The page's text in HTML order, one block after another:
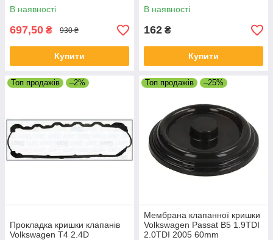
В наявності
697,50 ₴ 930 ₴
Купити
В наявності
162 ₴
Купити
Топ продажів –2%
Прокладка кришки клапанів
Volkswagen T4 2.4D
Топ продажів –25%
Мембрана клапанної кришки
Volkswagen Passat B5 1.9TDI
2.0TDI 2005 60mm